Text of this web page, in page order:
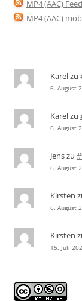
MP4 (AAC) Feed
MP4 (AAC)
Karelzu
6. August
Karelzu
6. August
Jenszu
6. August
Kirsten
6. August
Kirsten
15. Juli